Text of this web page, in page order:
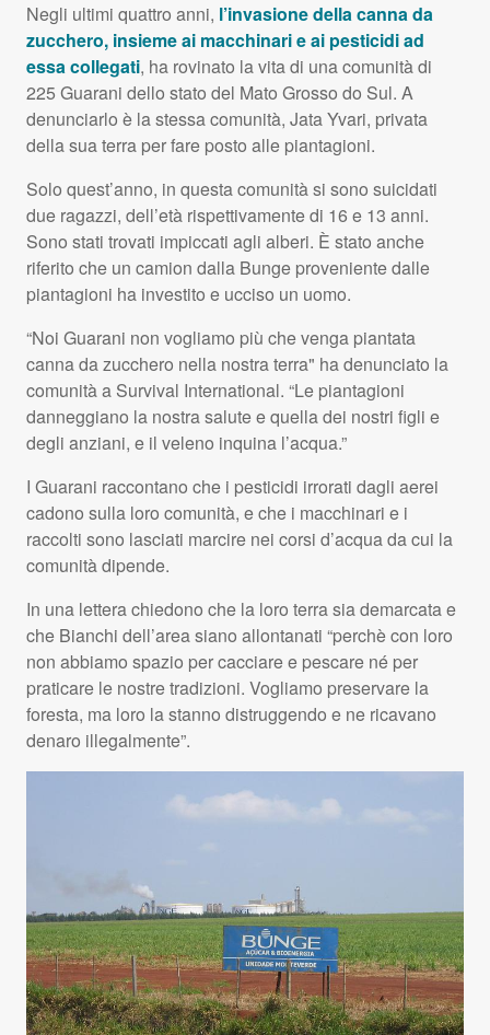
Negli ultimi quattro anni, l’invasione della canna da
zucchero, insieme ai macchinari e ai pesticidi ad
essa collegati, ha rovinato la vita di una comunità di
225 Guarani dello stato del Mato Grosso do Sul. A
denunciarlo è la stessa comunità, Jata Yvari, privata
della sua terra per fare posto alle piantagioni.
Solo quest’anno, in questa comunità si sono suicidati
due ragazzi, dell’età rispettivamente di 16 e 13 anni.
Sono stati trovati impiccati agli alberi. È stato anche
riferito che un camion dalla Bunge proveniente dalle
piantagioni ha investito e ucciso un uomo.
“Noi Guarani non vogliamo più che venga piantata
canna da zucchero nella nostra terra" ha denunciato la
comunità a Survival International. “Le piantagioni
danneggiano la nostra salute e quella dei nostri figli e
degli anziani, e il veleno inquina l’acqua.”
I Guarani raccontano che i pesticidi irrorati dagli aerei
cadono sulla loro comunità, e che i macchinari e i
raccolti sono lasciati marcire nei corsi d’acqua da cui la
comunità dipende.
In una lettera chiedono che la loro terra sia demarcata e
che Bianchi dell’area siano allontanati “perchè con loro
non abbiamo spazio per cacciare e pescare né per
praticare le nostre tradizioni. Vogliamo preservare la
foresta, ma loro la stanno distruggendo e ne ricavano
denaro illegalmente”.